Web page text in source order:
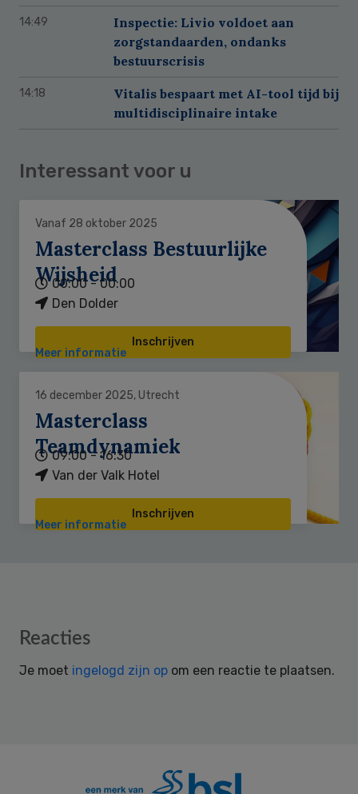
14:49
Inspectie: Livio voldoet aan
zorgstandaarden, ondanks
bestuurscrisis
14:18
Vitalis bespaart met AI-tool tijd bij
multidisciplinaire intake
Interessant voor u
Vanaf 28 oktober 2025
Masterclass Bestuurlijke
Wijsheid
00:00 - 00:00
Den Dolder
Inschrijven
Meer informatie
16 december 2025, Utrecht
Masterclass
Teamdynamiek
09:00 - 16:30
Van der Valk Hotel
Inschrijven
Meer informatie
Reader
Reacties
Je moet ingelogd zijn op om een reactie te plaatsen.